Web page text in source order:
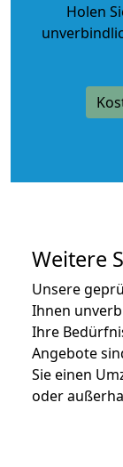
Holen
Weitere
Unsere
Ihnen
Ihre
Angebote
Sie einen
oder